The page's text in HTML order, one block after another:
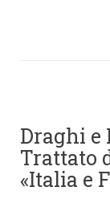
Draghi e
Trattato
«Italia e